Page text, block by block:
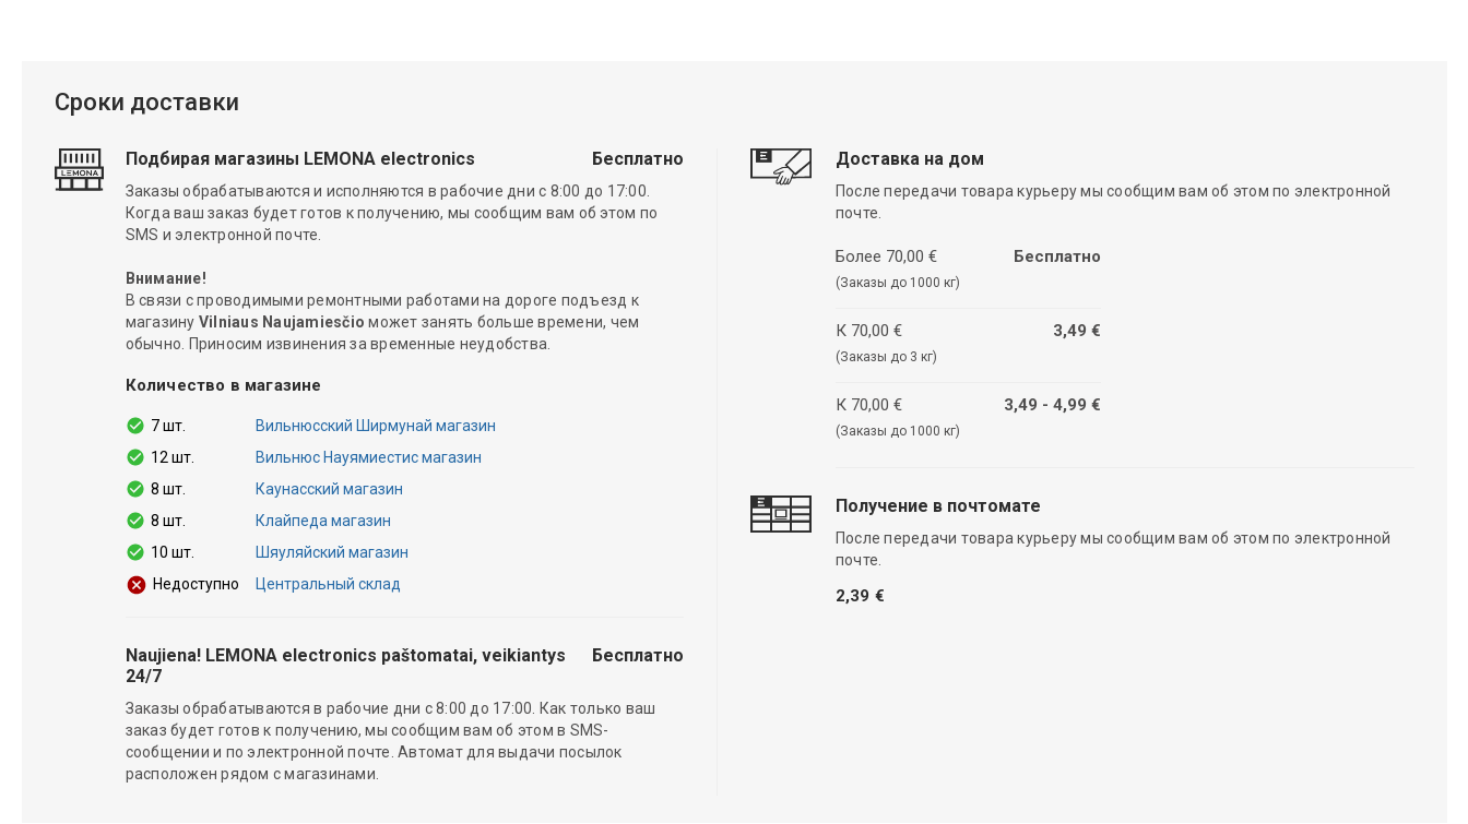
Сроки доставки
Подбирая магазины LEMONA electronics Бесплатно
Заказы обрабатываются и исполняются в рабочие дни с 8:00 до 17:00.
Когда ваш заказ будет готов к получению, мы сообщим вам об этом по
SMS и электронной почте.
Внимание!
В связи с проводимыми ремонтными работами на дороге подъезд к
магазину Vilniaus Naujamiesčio может занять больше времени, чем
обычно. Приносим извинения за временные неудобства.
Количество в магазине
7 шт.
Вильнюсский Ширмунай магазин
12 шт.
Вильнюс Науямиестис магазин
8 шт.
Каунасский магазин
8 шт.
Клайпеда магазин
10 шт.
Шяуляйский магазин
Недоступно
Центральный склад
Naujiena! LEMONA electronics paštomatai, veikiantys
24/7
Бесплатно
Заказы обрабатываются в рабочие дни с 8:00 до 17:00. Как только ваш
заказ будет готов к получению, мы сообщим вам об этом в SMS-
сообщении и по электронной почте. Автомат для выдачи посылок
расположен рядом с магазинами.
Доставка на дом
После передачи товара курьеру мы сообщим вам об этом по электронной
почте.
Более 70,00 €
(Заказы до 1000 кг)
Бесплатно
К 70,00 €
(Заказы до 3 кг)
3,49 €
К 70,00 €
(Заказы до 1000 кг)
3,49 - 4,99 €
Получение в почтомате
После передачи товара курьеру мы сообщим вам об этом по электронной
почте.
2,39 €